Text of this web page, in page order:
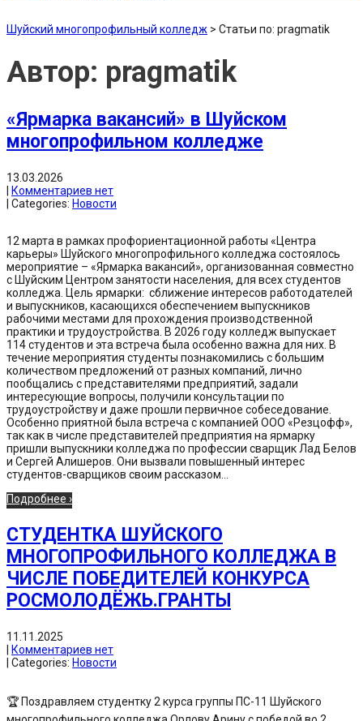
Шуйский многопрофильный колледж > Статьи по: pragmatik
Автор: pragmatik
«Ярмарка вакансий» в Шуйском
многопрофильном колледже
13.03.2026
Комментариев нет
| Categories: Новости
12 марта в рамках профориентационной работы «Центра
карьеры» Шуйского многопрофильного колледжа состоялось
мероприятие – «Ярмарка вакансий», организованная совместно
с Шуйским Центром занятости населения, для всех студентов
колледжа. Цель ярмарки: сближение интересов работодателей
и выпускников, касающихся обеспечением выпускников
рабочими местами для прохождения производственной
практики и трудоустройства. В 2026 году колледж выпускает
114 студентов и эта встреча была особенно важна для них. В
течение мероприятия студенты познакомились с большим
количеством предложений от разных компаний, лично
пообщались с представителями предприятий, задали
интересующие вопросы, получили консультации по
трудоустройству и даже прошли первичное собеседование.
Особенно приятной была встреча с компанией ООО «Резцофф»,
так как в числе представителей предприятия на ярмарку
пришли выпускники колледжа по профессии сварщик Лад Белов
и Сергей Алишеров. Они вызвали повышенный интерес
студентов-сварщиков своим рассказом...
Подробнее ›
СТУДЕНТКА ШУЙСКОГО
МНОГОПРОФИЛЬНОГО КОЛЛЕДЖА В
ЧИСЛЕ ПОБЕДИТЕЛЕЙ КОНКУРСА
РОСМОЛОДЁЖЬ.ГРАНТЫ
11.11.2025
Комментариев нет
| Categories: Новости
🏆 Поздравляем студентку 2 курса группы ПС-11 Шуйского